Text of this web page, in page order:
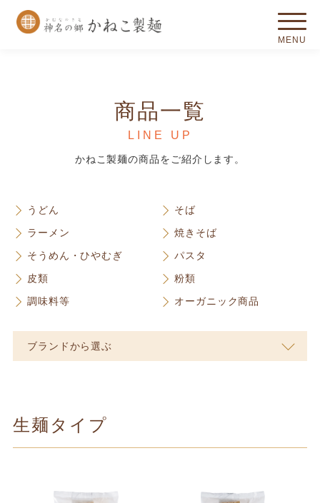
商品一覧
LINE UP
かねこ製麺の商品をご紹介します。
うどん そば
ラーメン 焼きそば
そうめん・ひやむぎ パスタ
皮類 粉類
調味料等 オーガニック商品
ブランドから選ぶ
生麺タイプ